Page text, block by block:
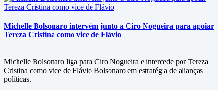
Michelle Bolsonaro intervém junto a Ciro Nogueira para apoiar
Tereza Cristina como vice de Flávio
Michelle Bolsonaro liga para Ciro Nogueira e intercede por Tereza
Cristina como vice de Flávio Bolsonaro em estratégia de alianças
políticas.